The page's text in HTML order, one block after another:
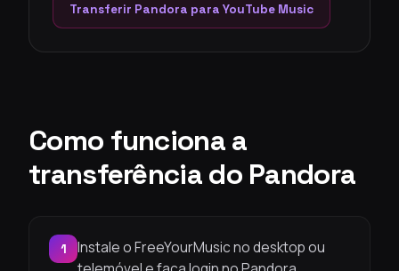
Transferir Pandora para YouTube Music
Como funciona a
transferência do Pandora
1
Instale o FreeYourMusic no desktop ou